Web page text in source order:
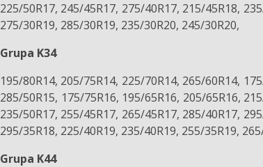
225/50R17, 245/45R17, 275/40R17, 215/45R18,
275/30R19, 285/30R19, 235/30R20, 245/30R20,
Grupa K34
195/80R14, 205/75R14, 225/70R14, 265/60R14,
285/50R15, 175/75R16, 195/65R16, 205/65R16,
235/50R17, 255/45R17, 265/45R17, 285/40R17,
295/35R18, 225/40R19, 235/40R19, 255/35R19,
Grupa K44